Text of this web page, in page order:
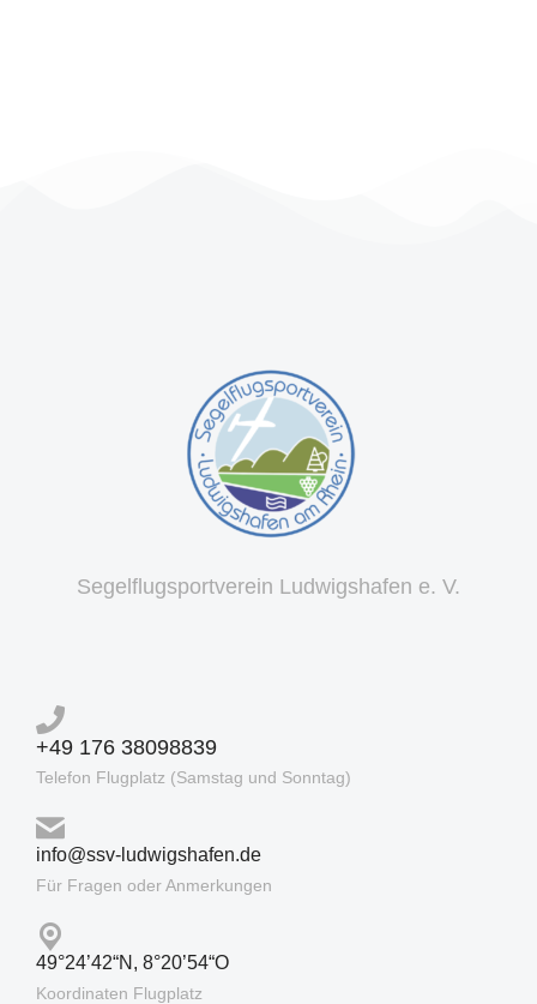
Segelflugsportverein Ludwigshafen e. V.
+49 176 38098839
Telefon Flugplatz (Samstag und Sonntag)
info@ssv-ludwigshafen.de
Für Fragen oder Anmerkungen
49°24’42“N, 8°20’54“O
Koordinaten Flugplatz